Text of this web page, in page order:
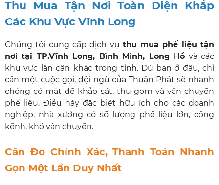
Thu Mua Tận Nơi Toàn Diện Khắp
Các Khu Vực Vĩnh Long
Chúng tôi cung cấp dịch vụ thu mua phế liệu tận
nơi tại TP.Vĩnh Long, Bình Minh, Long Hồ và các
khu vực lân cận khác trong tỉnh. Dù bạn ở đâu, chỉ
cần một cuộc gọi, đội ngũ của Thuận Phát sẽ nhanh
chóng có mặt để khảo sát, thu gom và vận chuyển
phế liệu. Điều này đặc biệt hữu ích cho các doanh
nghiệp, nhà xưởng có số lượng phế liệu lớn, cồng
kềnh, khó vận chuyển.
Cân Đo Chính Xác, Thanh Toán Nhanh
Gọn Một Lần Duy Nhất